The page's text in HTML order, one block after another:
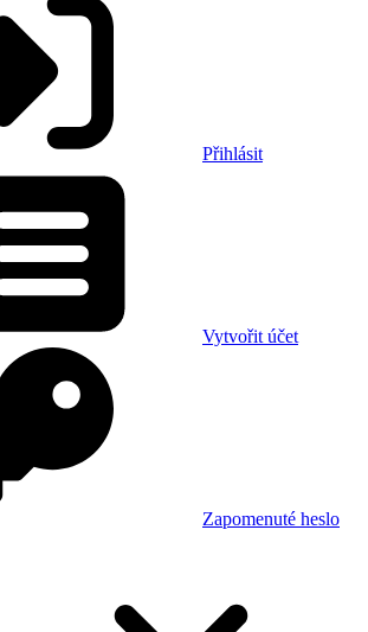
Přihlásit
Vytvořit účet
Zapomenuté heslo